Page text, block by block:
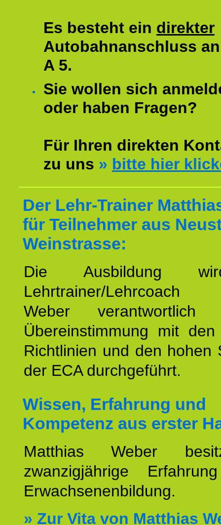
Es besteht ein direkter
Autobahnanschluss
A 5.
Sie wollen sich
oder haben Fragen?
Für Ihren direkten
zu uns » bitte hier
Der Lehr-Trainer
für Teilnehmer aus
Weinstrasse:
Die Ausbildung
Lehrtrainer/Lehrcoach
Weber
Übereinstimmung mit den
Richtlinien und den hohen
der ECA durchgeführt.
Wissen, Erfahrung und
Kompetenz aus erster
Matthias Weber
zwanzigjährige
Erwachsenenbildung.
» Zur Vita von Matthias